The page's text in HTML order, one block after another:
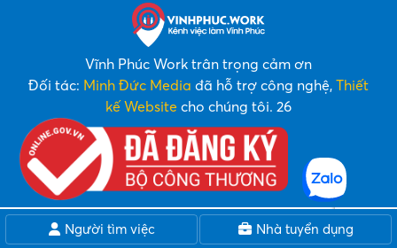
Vĩnh Phúc Work trân trọng cảm ơn
Đối tác: Minh Đức Media đã hỗ trợ công nghệ, Thiết
kế Website cho chúng tôi. 26
Người tìm việc Nhà tuyển dụng